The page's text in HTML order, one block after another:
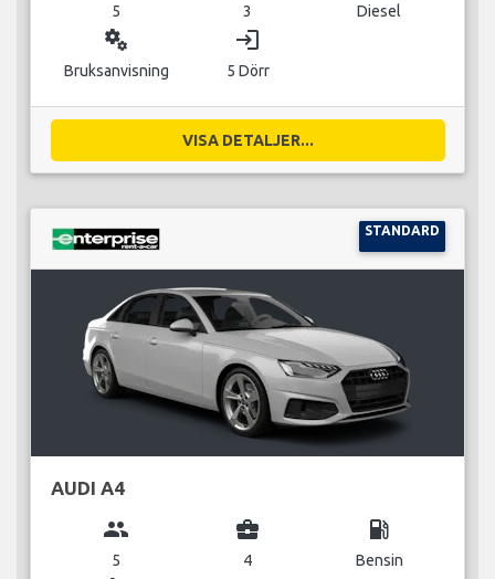
5 3 Diesel
miscellaneous_services
Bruksanvisning
login
5 Dörr
VISA DETALJER...
STANDARD
AUDI A4
group
5
business_center
4
local_gas_station
Bensin